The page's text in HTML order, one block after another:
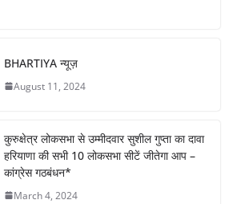
s
A
p
e
dI
e
BHARTIYA न्यूज़
August 11, 2024
कुरुक्षेत्र लोकसभा से उम्मीदवार सुशील गुप्ता का दावा
हरियाणा की सभी 10 लोकसभा सीटें जीतेगा आप –
कांग्रेस गठबंधन*
March 4, 2024